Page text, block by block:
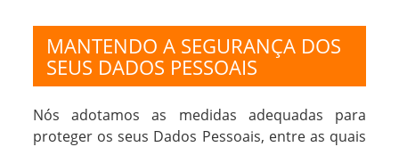
MANTENDO A SEGURANÇA DOS
SEUS DADOS PESSOAIS
Nós adotamos as medidas adequadas para
proteger os seus Dados Pessoais, entre as quais